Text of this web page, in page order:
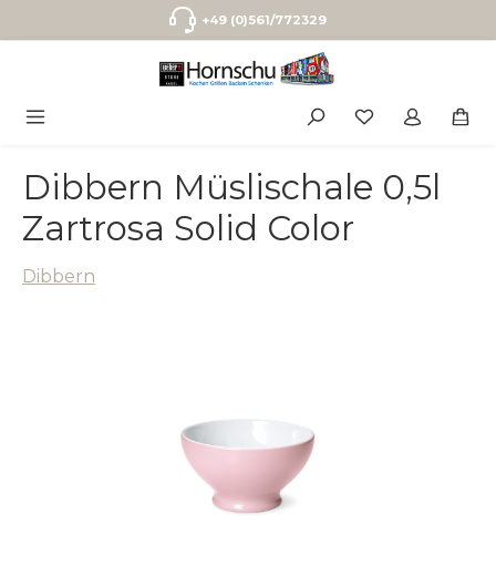
Zum Hauptinhalt springen+49 (0)561/772329
Dibbern Müslischale 0,5l
Zartrosa Solid Color
Dibbern